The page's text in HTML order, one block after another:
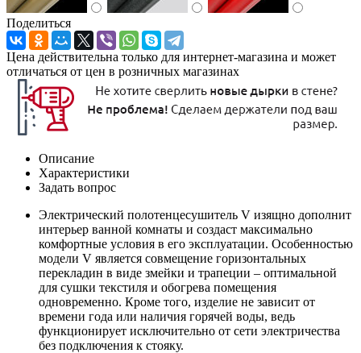
Поделиться
Цена действительна только для интернет-магазина и может
отличаться от цен в розничных магазинах
Описание
Характеристики
Задать вопрос
Электрический полотенцесушитель V изящно дополнит
интерьер ванной комнаты и создаст максимально
комфортные условия в его эксплуатации. Особенностью
модели V является совмещение горизонтальных
перекладин в виде змейки и трапеции – оптимальной
для сушки текстиля и обогрева помещения
одновременно. Кроме того, изделие не зависит от
времени года или наличия горячей воды, ведь
функционирует исключительно от сети электричества
без подключения к стояку.